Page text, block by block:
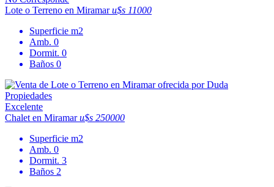
Lote o Terreno en Miramaru$s 11000
Superficie m2
Amb. 0
Dormit. 0
Baños 0
Excelente
Chalet en Miramaru$s 250000
Superficie m2
Amb. 0
Dormit. 3
Baños 2